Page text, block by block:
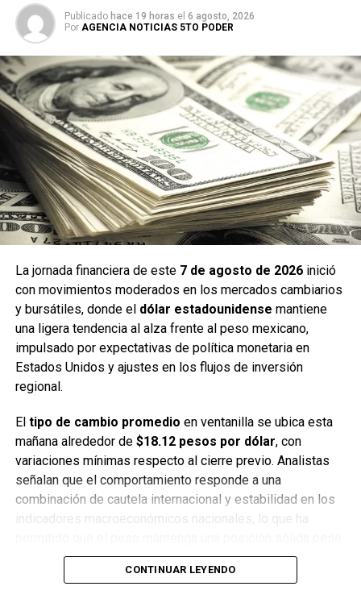
Publicado hace 19 horas el 6 agosto, 2026
Por AGENCIA NOTICIAS 5TO PODER
La jornada financiera de este 7 de agosto de 2026inició
con movimientos moderados en los mercados cambiarios
y bursátiles, donde el dólar estadounidense mantiene
una ligera tendencia al alza frente al peso mexicano,
impulsado por expectativas de política monetaria en
Estados Unidos y ajustes en los flujos de inversión
regional.
El tipo de cambio promedio en ventanilla se ubica esta
mañana alrededor de $18.12 pesos por dólar, con
variaciones mínimas respecto al cierre previo. Analistas
señalan que el comportamiento responde a una
combinación de cautela internacional y estabilidad en los
indicadores macroeconómicos nacionales, lo que ha
a la presión externa.
CONTINUAR LEYENDO